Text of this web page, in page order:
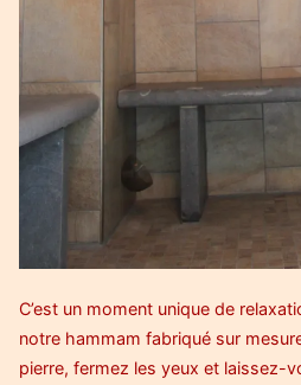
C’est un moment unique de
notre hammam fabriqué sur
pierre, fermez les yeux et laissez-